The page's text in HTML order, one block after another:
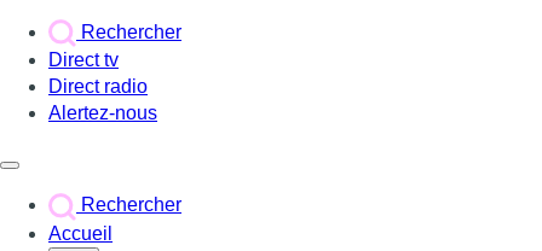
Rechercher
Direct tv
Direct radio
Alertez-nous
Rechercher
Accueil